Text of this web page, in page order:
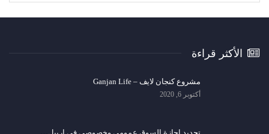
الأكثر قراءة
مشروع كنجان لايف – Ganjan Life
أكتوبر 6, 2020